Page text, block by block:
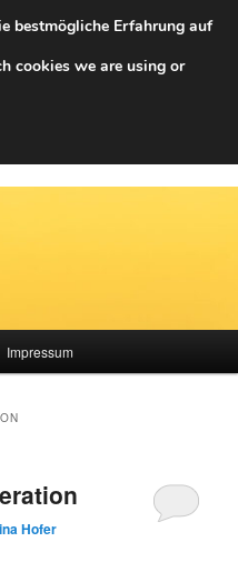
Impressum
Hofer
bestmögliche Erfahrung auf
cookies we are using or